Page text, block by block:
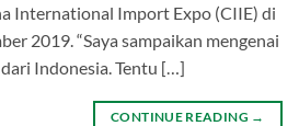
International Import Expo (CIIE) di
2019. “Saya sampaikan mengenai
Indonesia. Tentu […]
CONTINUE READING →